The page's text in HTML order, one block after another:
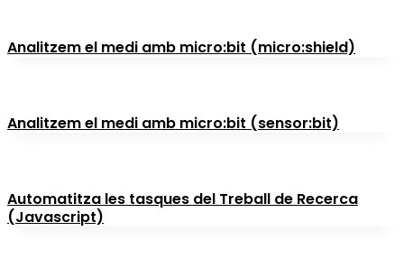
Analitzem el medi amb micro:bit (micro:shield)
Analitzem el medi amb micro:bit (sensor:bit)
Automatitza les tasques del Treball de Recerca
(Javascript)